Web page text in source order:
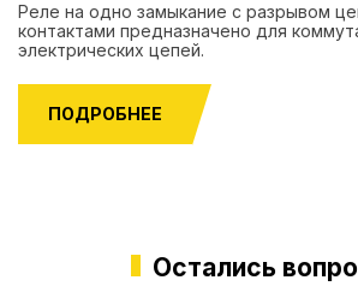
Реле на одно замыкание с разрывом
контактами предназначено для
электрических цепей.
ПОДРОБНЕЕ
Остались